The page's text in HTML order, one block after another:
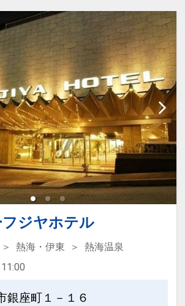
ジヤホテル
熱海・伊東
熱海温泉
銀座町１－１６